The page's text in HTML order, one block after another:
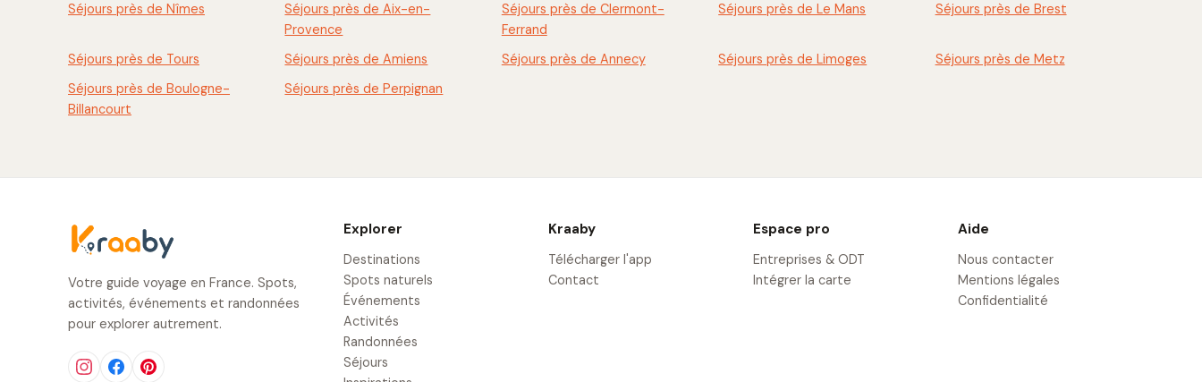
Séjours près de Nîmes
Séjours près de Aix-en-
Provence
Séjours près de Clermont-
Ferrand
Séjours près de Le Mans Séjours près de Brest
Séjours près de Tours Séjours près de Amiens Séjours près de Annecy Séjours près de Limoges
Séjours près de Metz
Séjours près de Boulogne-
Billancourt
Séjours près de Perpignan
Votre guide voyage en France. Spots,
activités, événements et randonnées
pour explorer autrement.
Explorer
Destinations
Spots naturels
Événements
Activités
Randonnées
Séjours
Kraaby
Télécharger l'app
Contact
Espace pro
Entreprises & ODT
Intégrer la carte
Aide
Nous contacter
Mentions légales
Confidentialité